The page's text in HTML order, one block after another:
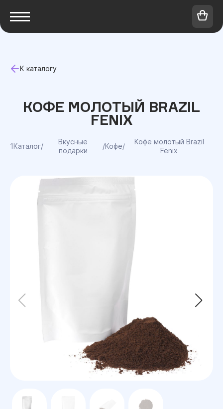
К каталогу
КОФЕ МОЛОТЫЙ BRAZIL
FENIX
1Каталог/
Вкусные
подарки
/Кофе/
Кофе молотый Brazil
Fenix